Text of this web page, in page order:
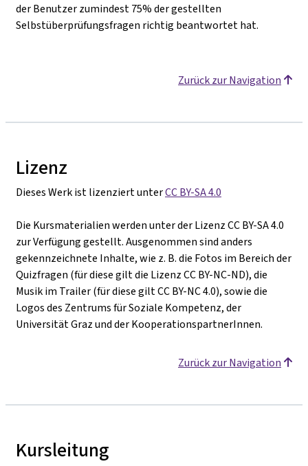
der Benutzer zumindest 75% der gestellten
Selbstüberprüfungsfragen richtig beantwortet hat.
Zurück zur Navigation
Lizenz
Dieses Werk ist lizenziert unterCC BY-SA 4.0
Die Kursmaterialien werden unter der Lizenz CC BY-SA 4.0
zur Verfügung gestellt. Ausgenommen sind anders
gekennzeichnete Inhalte, wie z. B. die Fotos im Bereich der
Quizfragen (für diese gilt die Lizenz CC BY-NC-ND), die
Musik im Trailer (für diese gilt CC BY-NC 4.0), sowie die
Logos des Zentrums für Soziale Kompetenz, der
Universität Graz und der KooperationspartnerInnen.
Zurück zur Navigation
Kursleitung